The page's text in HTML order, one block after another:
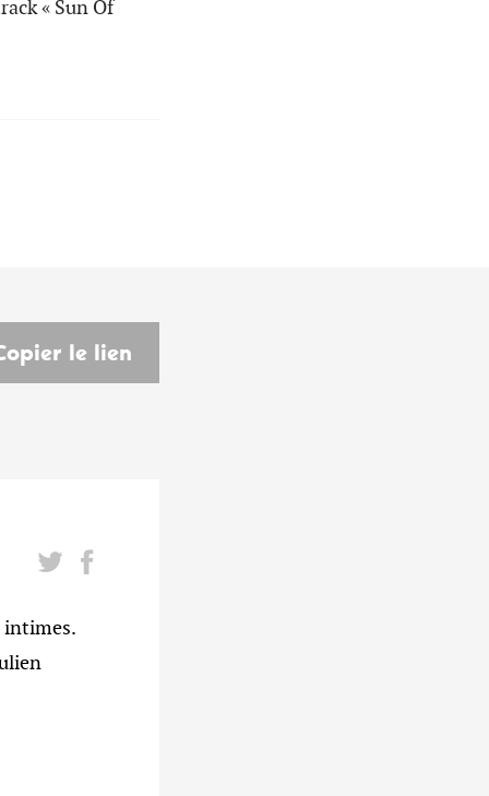
« Sun Of
le lien
intimes.